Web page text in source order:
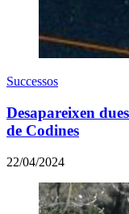
Successos
Desapareixen
de Codines
22/04/2024